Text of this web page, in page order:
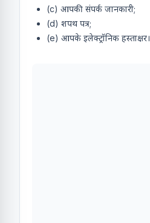
(c) आपकी संपर्क जानकारी;
(d) शपथ पत्र;
(e) आपके इलेक्ट्रॉनिक हस्ताक्षर।